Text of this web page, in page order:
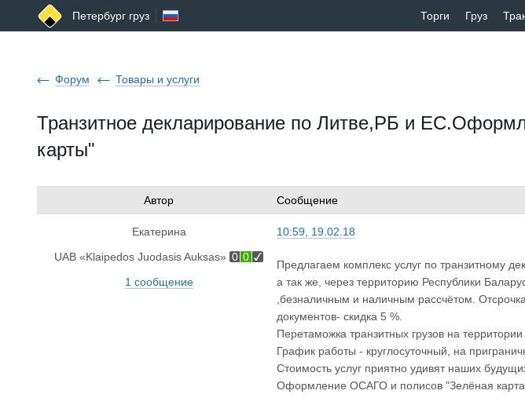
Петербург груз Торги Груз
Форум Товары и услуги
Транзитное декларирование по Литве,РБ и
карты"
Автор Сообщение
Екатерина
UAB «Klaipedos Juodasis Auksas» 0 0
1 сообщение
10:59, 19.02.18
Предлагаем комплекс услуг по транзитному
а так же, через территорию Республики
,безналичным и наличным рассчётом.
документов- скидка 5 %.
Перетаможка транзитных грузов на территории
График работы - круглосуточный, на
Стоимость услуг приятно удивят наших
Оформление ОСАГО и полисов "Зелёная